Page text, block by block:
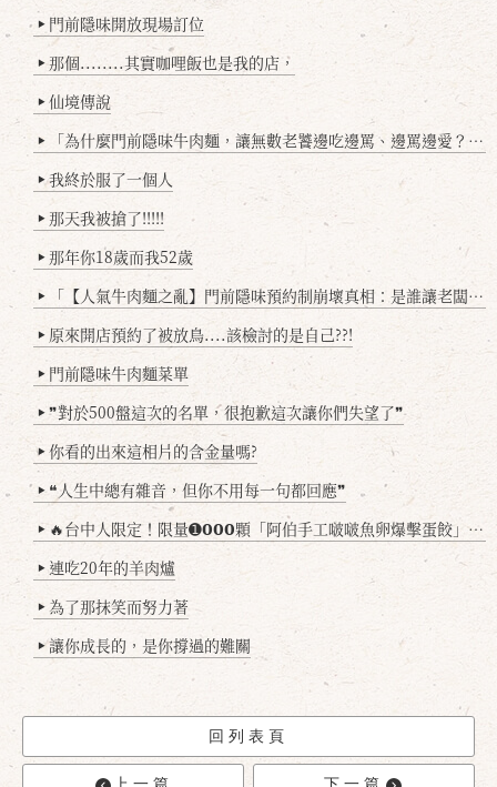
▶ 門前隱味開放現場訂位
▶ 那個........其實咖哩飯也是我的店，
▶ 仙境傳說
▶ 「為什麼門前隱味牛肉麵，讓無數老饕邊吃邊罵、邊罵邊愛？小辣雞揭密！」
▶ 我終於服了一個人
▶ 那天我被搶了!!!!!
▶ 那年你18歲而我52歲
▶ 「【人氣牛肉麵之亂】門前隱味預約制崩壞真相：是誰讓老闆心灰意冷？」
▶ 原來開店預約了被放鳥....該檢討的是自己??!
▶ 門前隱味牛肉麵菜單
▶ ❞對於500盤這次的名單，很抱歉這次讓你們失望了❞
▶ 你看的出來這相片的含金量嗎?
▶ ❝人生中總有雜音，但你不用每一句都回應❞
▶ 🔥台中人限定！限量➊𝟬𝟬𝟬顆「阿伯手工啵啵魚卵爆擊蛋餃」台北已被搶爆2萬顆，最後名額門前隱味只留給你！🥟💥
▶ 連吃20年的羊肉爐
▶ 為了那抹笑而努力著
▶ 讓你成長的，是你撐過的難關
回列表頁